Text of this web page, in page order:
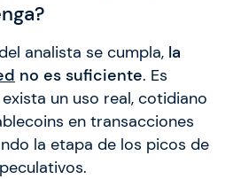
analista se cumpla, la
no es suficiente. Es
un uso real, cotidiano
en transacciones
la etapa de los picos de